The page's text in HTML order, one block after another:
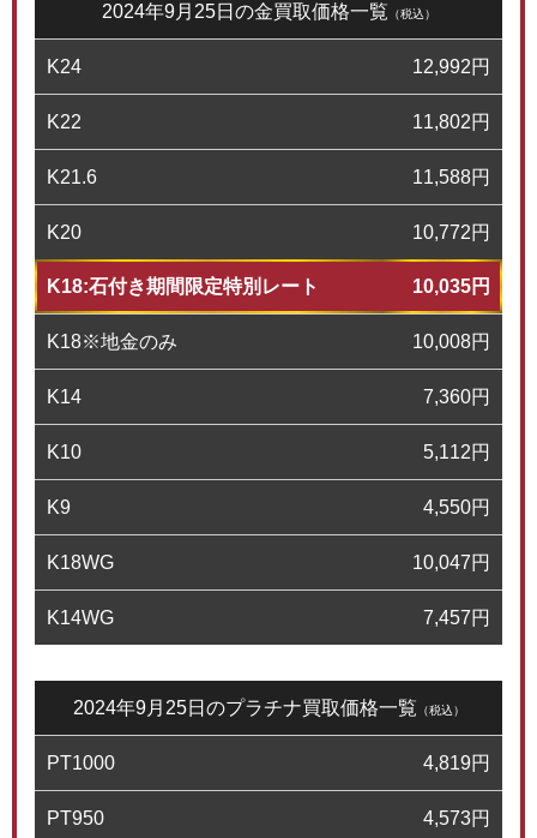
2024年9月25日の金買取価格一覧 （税込）
K24 12,992円
K22 11,802円
K21.6 11,588円
K20 10,772円
K18:石付き期間限定特別レート 10,035円
K18※地金のみ 10,008円
K14 7,360円
K10 5,112円
K9 4,550円
K18WG 10,047円
K14WG 7,457円
2024年9月25日のプラチナ買取価格一覧 （税込）
PT1000 4,819円
PT950 4,573円